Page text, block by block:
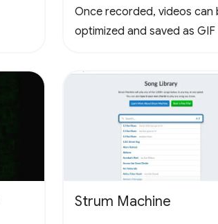
Once recorded, videos can
optimized and saved as
Strum Machine